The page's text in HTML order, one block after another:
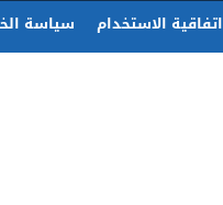
اتفاقية الاستخدام سياسة